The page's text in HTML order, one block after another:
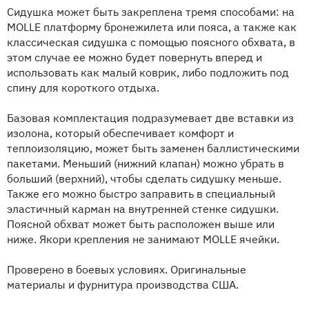
Сидушка может быть закреплена тремя способами: на
MOLLE платформу бронежилета или пояса, а также как
классическая сидушка с помощью поясного обхвата, в
этом случае ее можно будет повернуть вперед и
использовать как малый коврик, либо подложить под
спину для короткого отдыха.
Базовая комплектация подразумевает две вставки из
изолона, который обеспечивает комфорт и
теплоизоляцию, может быть заменен баллистическими
пакетами. Меньший (нижний клапан) можно убрать в
больший (верхний), чтобы сделать сидушку меньше.
Также его можно быстро заправить в специальный
эластичный карман на внутренней стенке сидушки.
Поясной обхват может быть расположен выше или
ниже. Якори крепления не занимают MOLLE ячейки.
Проверено в боевых условиях. Оригинальные
материалы и фурнитура производства США.